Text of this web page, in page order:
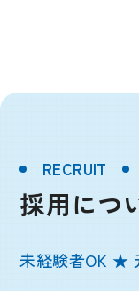
RECRUIT
採用につ
未経験者OK ★